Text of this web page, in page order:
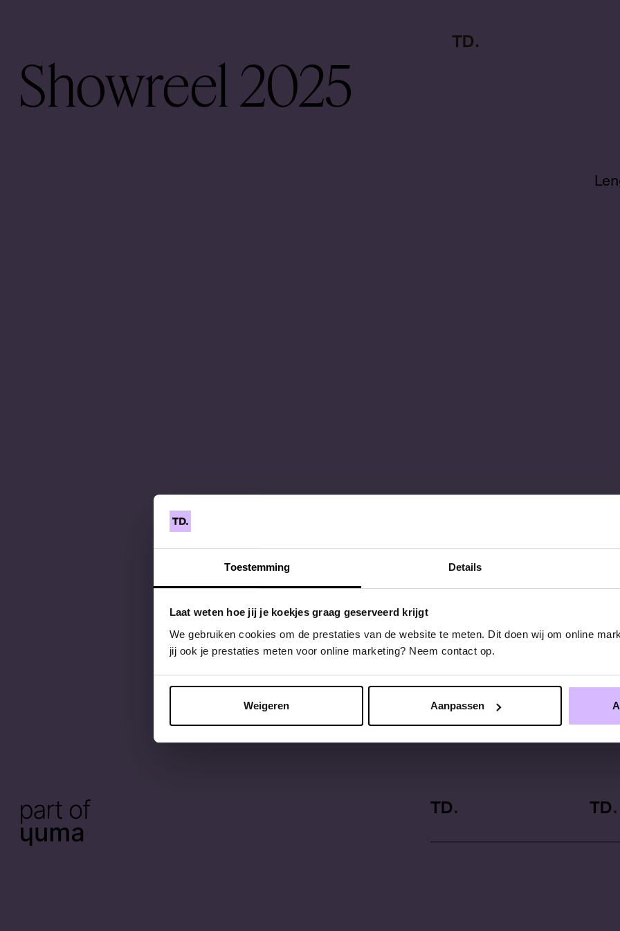
Toestemming Details
Laat weten hoe jij je koekjes graag geserveerd krijgt
We gebruiken cookies om de prestaties van de website te meten. Dit doen wij om online
jij ook je prestaties meten voor online marketing? Neem contact op.
Weigeren Aanpassen
TD
Showreel 2025
TD TD